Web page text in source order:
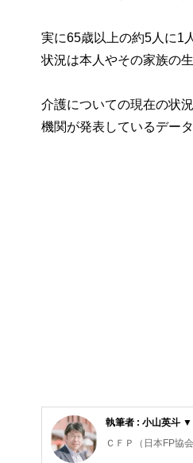
実に65歳以上の約5人に1
状況は本人やその家族の
介護についての現在の状
機関が発表しているデー
執筆者 : 小山英斗 ▼
ＣＦＰ（日本FP協